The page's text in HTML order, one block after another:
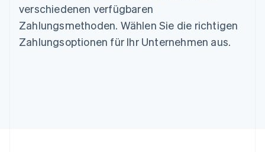
verschiedenen verfügbaren
Zahlungsmethoden. Wählen Sie die richtigen
Zahlungsoptionen für Ihr Unternehmen aus.